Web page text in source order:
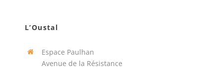
L’Oustal
Espace Paulhan
Avenue de la Résistance